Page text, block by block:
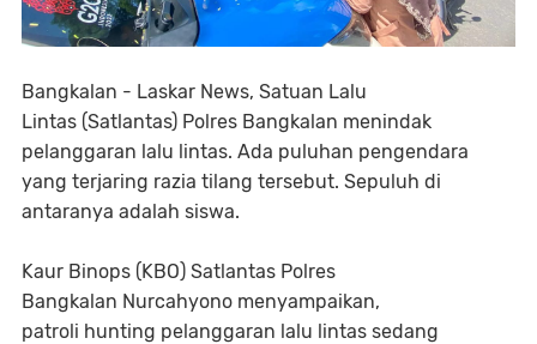
Bangkalan - Laskar News, Satuan Lalu
Lintas (Satlantas) Polres Bangkalan menindak
pelanggaran lalu lintas. Ada puluhan pengendara
yang terjaring razia tilang tersebut. Sepuluh di
antaranya adalah siswa.
Kaur Binops (KBO) Satlantas Polres
Bangkalan Nurcahyono menyampaikan,
patroli hunting pelanggaran lalu lintas sedang